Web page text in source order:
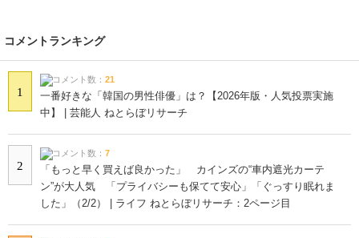
コメントランキング
1
コメント数： 21
一番好きな「韓国の男性俳優」は？【2026年版・人気投票実施
中】 | 芸能人 ねとらぼリサーチ
2
コメント数： 7
「もっと早く買えば良かった」 カインズの“車内遮光カーテ
ン”が大人気 「プライバシーも保てて安心」「ぐっすり眠れま
した」（2/2） | ライフ ねとらぼリサーチ：2ページ目